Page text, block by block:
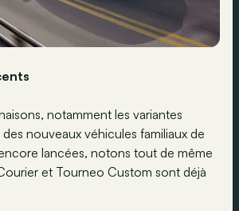
notamment les variantes
nouveaux véhicules familiaux de
lancées, notons tout de même
et Tourneo Custom sont déjà